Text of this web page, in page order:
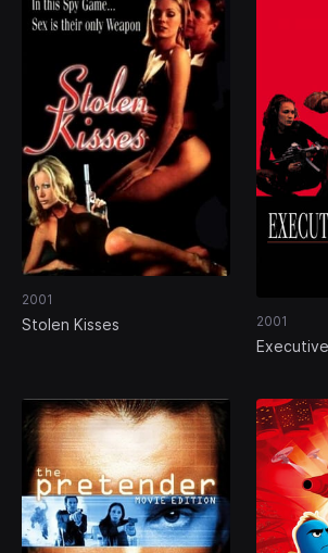
2001
Stolen Kisses 2001